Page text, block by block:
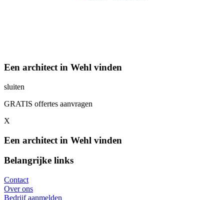
Een architect in Wehl vinden
sluiten
GRATIS offertes aanvragen
X
Een architect in Wehl vinden
Belangrijke links
Contact
Over ons
Bedrijf aanmelden